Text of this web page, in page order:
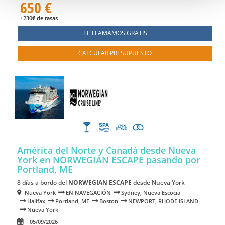
650 €
+230€ de tasas
TE LLAMAMOS GRATIS
CALCULAR PRESUPUESTO
América del Norte y Canadá desde Nueva
York en NORWEGIAN ESCAPE pasando por
Portland, ME
8 días a bordo del NORWEGIAN ESCAPE desde Nueva York
Nueva York EN NAVEGACIÓN
Sydney, Nueva Escocia
Halifax
Portland, ME Boston
NEWPORT, RHODE ISLAND
Nueva York
05/09/2026